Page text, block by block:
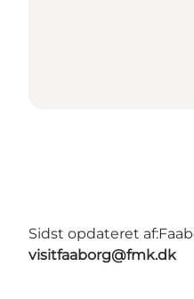
Sidst opdateret af:
visitfaaborg@fmk.dk